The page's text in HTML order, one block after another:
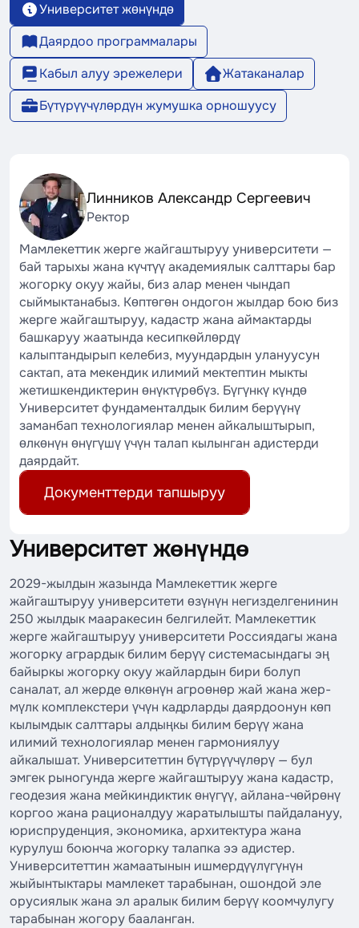
Университет жөнүндө
Даярдоо программалары
Кабыл алуу эрежелери
Жатаканалар
Бүтүрүүчүлөрдүн жумушка орношуусу
Линников Александр Сергеевич
Ректор
Мамлекеттик жерге жайгаштыруу университети —
бай тарыхы жана күчтүү академиялык салттары бар
жогорку окуу жайы, биз алар менен чындап
сыймыктанабыз. Көптөгөн ондогон жылдар бою биз
жерге жайгаштыруу, кадастр жана аймактарды
башкаруу жаатында кесипкөйлөрдү
калыптандырып келебиз, муундардын улануусун
сактап, ата мекендик илимий мектептин мыкты
жетишкендиктерин өнүктүрөбүз. Бүгүнкү күндө
Университет фундаменталдык билим берүүнү
заманбап технологиялар менен айкалыштырып,
өлкөнүн өнүгүшү үчүн талап кылынган адистерди
даярдайт.
Документтерди тапшыруу
Университет жөнүндө
2029-жылдын жазында Мамлекеттик жерге
жайгаштыруу университети өзүнүн негизделгенинин
250 жылдык мааракесин белгилейт. Мамлекеттик
жерге жайгаштыруу университети Россиядагы жана
жогорку агрардык билим берүү системасындагы эң
байыркы жогорку окуу жайлардын бири болуп
саналат, ал жерде өлкөнүн агроөнөр жай жана жер-
мүлк комплекстери үчүн кадрларды даярдоонун көп
кылымдык салттары алдыңкы билим берүү жана
илимий технологиялар менен гармониялуу
айкалышат. Университеттин бүтүрүүчүлөрү — бул
эмгек рыногунда жерге жайгаштыруу жана кадастр,
геодезия жана мейкиндиктик өнүгүү, айлана-чөйрөнү
коргоо жана рационалдуу жаратылышты пайдалануу,
юриспруденция, экономика, архитектура жана
курулуш боюнча жогорку талапка ээ адистер.
Университеттин жамаатынын ишмердүүлүгүнүн
жыйынтыктары мамлекет тарабынан, ошондой эле
орусиялык жана эл аралык билим берүү коомчулугу
тарабынан жогору бааланган.